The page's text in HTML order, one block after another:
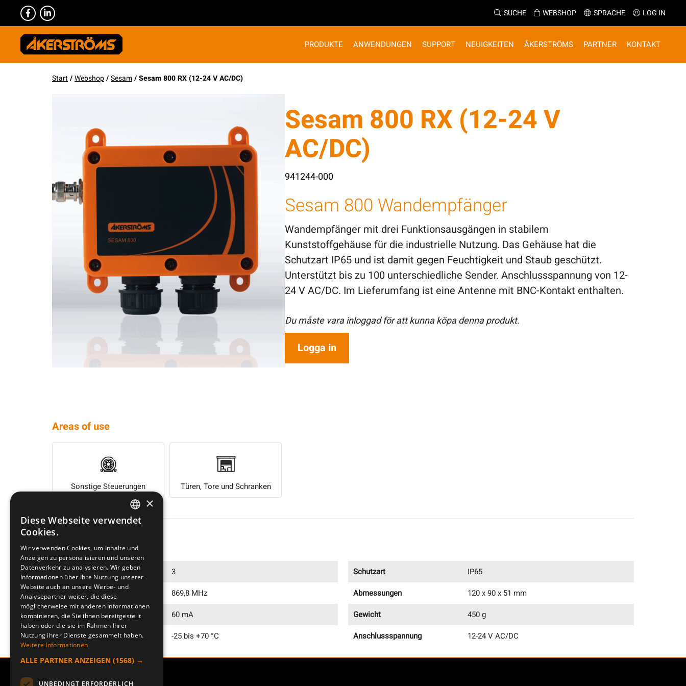
SUCHE WEBSHOP SPRACHE LOG IN
PRODUKTE ANWENDUNGEN SUPPORT NEUIGKEITEN ÅKERSTRÖMS PARTNER KONTAKT
Start /Webshop/Sesam/ Sesam 800 RX (12-24 V AC/DC)
Sesam 800 RX (12-24 V
AC/DC)
941244-000
Sesam 800 Wandempfänger
Wandempfänger mit drei Funktionsausgängen in stabilem
Kunststoffgehäuse für die industrielle Nutzung. Das Gehäuse hat die
Schutzart IP65 und ist damit gegen Feuchtigkeit und Staub geschützt.
Unterstützt bis zu 100 unterschiedliche Sender. Anschlussspannung von 12-
24 V AC/DC. Im Lieferumfang ist eine Antenne mit BNC-Kontakt enthalten.
Du måste vara inloggad för att kunna köpa denna produkt.
Logga in
Areas of use
Sonstige Steuerungen Türen, Tore und Schranken
Technical data
Anzahl der Ausgänge
3
Funkfrequenz
869,8 MHz
Stromverbrauch
60 mA
Temperaturbereich
-25 bis +70 °C
Schutzart
IP65
Abmessungen
120 x 90 x 51 mm
Gewicht
450 g
Anschlussspannung
12-24 V AC/DC
SWEDISH
DEUTSCH
×
Diese Webseite verwendet
Cookies.
Wir verwenden Cookies, um Inhalte und
Anzeigen zu personalisieren und unseren
Datenverkehr zu analysieren. Wir geben
Informationen über Ihre Nutzung unserer
Website auch an unsere Werbe- und
Analysepartner weiter, die diese
möglicherweise mit anderen Informationen
kombinieren, die Sie ihnen bereitgestellt
haben oder die sie im Rahmen Ihrer
Nutzung ihrer Dienste gesammelt haben.
Weitere Informationen
ALLE PARTNER ANZEIGEN (1568) →
UNBEDINGT ERFORDERLICH